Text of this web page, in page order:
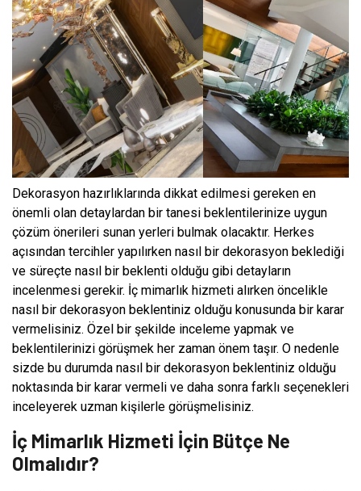
Dekorasyon hazırlıklarında dikkat edilmesi gereken en
önemli olan detaylardan bir tanesi beklentilerinize uygun
çözüm önerileri sunan yerleri bulmak olacaktır. Herkes
açısından tercihler yapılırken nasıl bir dekorasyon beklediği
ve süreçte nasıl bir beklenti olduğu gibi detayların
incelenmesi gerekir. İç mimarlık hizmeti alırken öncelikle
nasıl bir dekorasyon beklentiniz olduğu konusunda bir karar
vermelisiniz. Özel bir şekilde inceleme yapmak ve
beklentilerinizi görüşmek her zaman önem taşır. O nedenle
sizde bu durumda nasıl bir dekorasyon beklentiniz olduğu
noktasında bir karar vermeli ve daha sonra farklı seçenekleri
inceleyerek uzman kişilerle görüşmelisiniz.
İç Mimarlık Hizmeti İçin Bütçe Ne
Olmalıdır?